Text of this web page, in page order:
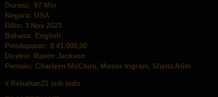
Durasi:
97 Min
Negara: USA
Rilis: 3 Nov 2023
Bahasa: English
Pendapatan: $ 41.000,00
Direksi: Raven Jackson
Pemain: Charleen McClure, Moses Ingram, Sheila Atim
Rebahan21 sub indo